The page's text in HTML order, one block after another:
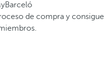
de compra y consigue